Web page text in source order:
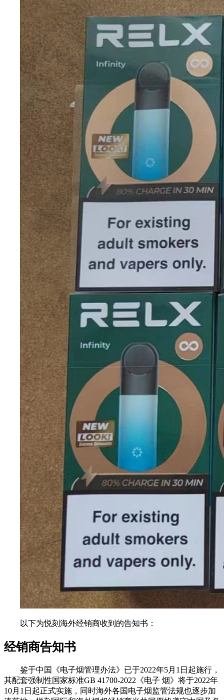
以下为悦刻海外经销商收到的告知书：
经销商告知书
鉴于中国《电子烟管理办法》已于2022年5月1日起施行，
其配套强制性国家标准GB 41700-2022《电子 烟》将于2022年
10月1日起正式实施，同时海外各国电子烟监管法规也逐步加